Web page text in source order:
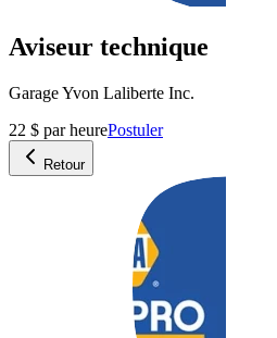
Aviseur technique
Garage Yvon Laliberte Inc.
22 $ par heurePostuler
Retour